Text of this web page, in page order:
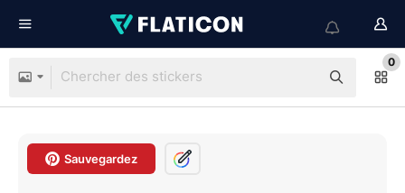
0
Sauvegardez